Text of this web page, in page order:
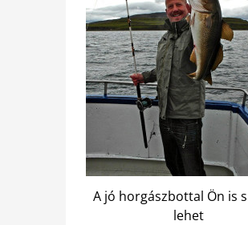
A jó horgászbottal Ön is
lehet